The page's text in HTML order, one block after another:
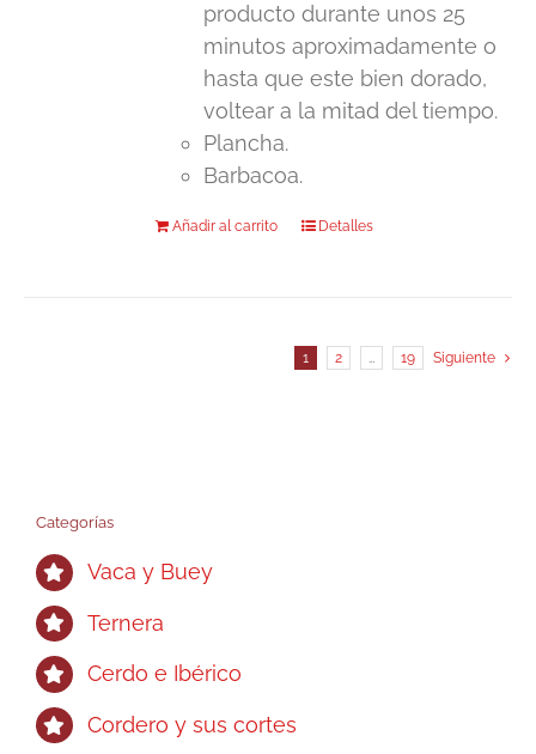
producto durante unos 25
minutos aproximadamente o
hasta que este bien dorado,
voltear a la mitad del tiempo.
Plancha.
Barbacoa.
Añadir al carrito Detalles
1 2 … 19 Siguiente
Categorías
Vaca y Buey
Ternera
Cerdo e Ibérico
Cordero y sus cortes